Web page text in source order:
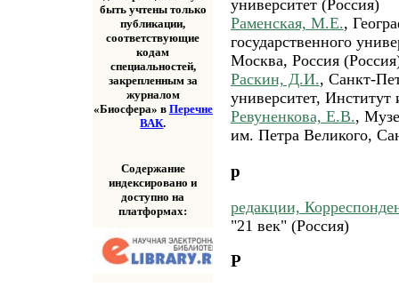
быть учтены только
публикации,
соответствующие
кодам
специальностей,
закрепленным за
журналом
«Биосфера» в Перечне
ВАК.
Содержание
индексировано и
доступно на
платформах:
университет (Россия)
Раменская, М.Е.,
государственного
Москва, Россия
Раскин, Д.И., Санкт-
университет, Институт
Ревуненкова, Е.В.,
им. Петра Великого,
р
редакции,
"21 век" (Россия)
Р